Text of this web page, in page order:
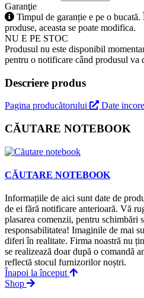
Garanţie
Timpul de garanție e pe o
produse, aceasta se poate modifica.
NU E PE STOC
Produsul nu este disponibil
pentru o notificare când produsul va
Descriere produs
Pagina producătorului Date
CĂUTARE NOTEBOOK
CĂUTARE NOTEBOOK
Informațiile de aici sunt date de
de ei fără notificare anterioară. Vă
plasarea comenzii, pentru schimbări
responsabilitatea! Imaginile de mai
diferi în realitate. Firma noastră nu
se realizează doar după o comandă
reflectă stocul furnizorilor noștri.
Înapoi la început
Shop